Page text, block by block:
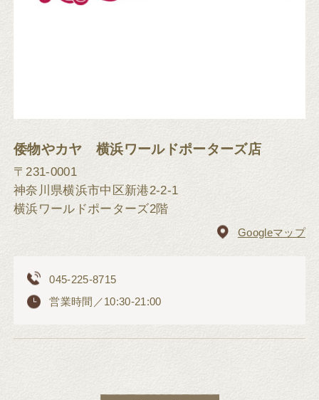
倭物やカヤ 横浜ワールドポーターズ店
〒231-0001
神奈川県横浜市中区新港2-2-1
横浜ワールドポーターズ2階
Googleマップ
045-225-8715
営業時間／10:30-21:00